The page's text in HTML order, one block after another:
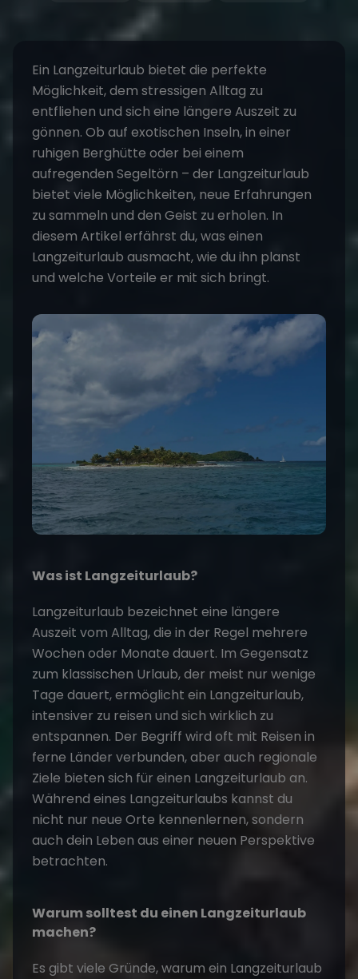
Ein Langzeiturlaub bietet die perfekte
Möglichkeit, dem stressigen Alltag zu
entfliehen und sich eine längere Auszeit zu
gönnen. Ob auf exotischen Inseln, in einer
ruhigen Berghütte oder bei einem
aufregenden Segeltörn – der Langzeiturlaub
bietet viele Möglichkeiten, neue Erfahrungen
zu sammeln und den Geist zu erholen. In
diesem Artikel erfährst du, was einen
Langzeiturlaub ausmacht, wie du ihn planst
und welche Vorteile er mit sich bringt.
Was ist Langzeiturlaub?
Langzeiturlaub bezeichnet eine längere
Auszeit vom Alltag, die in der Regel mehrere
Wochen oder Monate dauert. Im Gegensatz
zum klassischen Urlaub, der meist nur wenige
Tage dauert, ermöglicht ein Langzeiturlaub,
intensiver zu reisen und sich wirklich zu
entspannen. Der Begriff wird oft mit Reisen in
ferne Länder verbunden, aber auch regionale
Ziele bieten sich für einen Langzeiturlaub an.
Während eines Langzeiturlaubs kannst du
nicht nur neue Orte kennenlernen, sondern
auch dein Leben aus einer neuen Perspektive
betrachten.
Warum solltest du einen Langzeiturlaub
machen?
Es gibt viele Gründe, warum ein Langzeiturlaub